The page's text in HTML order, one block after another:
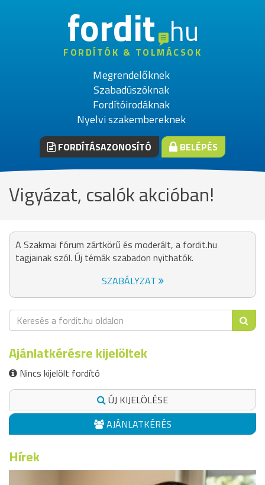
fordithu
FORDÍTÓK & TOLMÁCSOK
Megrendelőknek
Szabadúszóknak
Fordítóirodáknak
Nyelvi szakembereknek
FORDÍTÁSAZONOSÍTÓ BELÉPÉS
Vigyázat, csalók akcióban!
A Szakmai fórum zártkörű és moderált, a fordit.hu
tagjainak szól. Új témák szabadon nyithatók.
SZABÁLYZAT
Ajánlatkérésre kijelöltek
Nincs kijelölt fordító
ÚJ KIJELÖLÉSE
AJÁNLATKÉRÉS
Hírek